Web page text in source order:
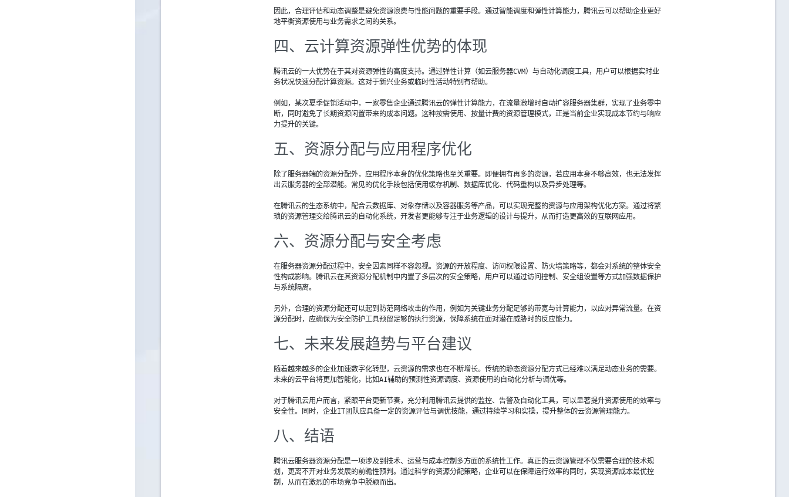
因此，合理评估和动态调整是避免资源浪费与性能问题的重要手段。通过智能调度和弹性计算能力，腾讯云可以帮助企业更好
地平衡资源使用与业务需求之间的关系。
四、云计算资源弹性优势的体现
腾讯云的一大优势在于其对资源弹性的高度支持。通过弹性计算（如云服务器CVM）与自动化调度工具，用户可以根据实时业
务状况快速分配计算资源。这对于新兴业务或临时性活动特别有帮助。
例如，某次夏季促销活动中，一家零售企业通过腾讯云的弹性计算能力，在流量激增时自动扩容服务器集群，实现了业务零中
断，同时避免了长期资源闲置带来的成本问题。这种按需使用、按量计费的资源管理模式，正是当前企业实现成本节约与响应
力提升的关键。
五、资源分配与应用程序优化
除了服务器端的资源分配外，应用程序本身的优化策略也至关重要。即便拥有再多的资源，若应用本身不够高效，也无法发挥
出云服务器的全部潜能。常见的优化手段包括使用缓存机制、数据库优化、代码重构以及异步处理等。
在腾讯云的生态系统中，配合云数据库、对象存储以及容器服务等产品，可以实现完整的资源与应用架构优化方案。通过将繁
琐的资源管理交给腾讯云的自动化系统，开发者更能够专注于业务逻辑的设计与提升，从而打造更高效的互联网应用。
六、资源分配与安全考虑
在服务器资源分配过程中，安全因素同样不容忽视。资源的开放程度、访问权限设置、防火墙策略等，都会对系统的整体安全
性构成影响。腾讯云在其资源分配机制中内置了多层次的安全策略，用户可以通过访问控制、安全组设置等方式加强数据保护
与系统隔离。
另外，合理的资源分配还可以起到防范网络攻击的作用，例如为关键业务分配足够的带宽与计算能力，以应对异常流量。在资
源分配时，应确保为安全防护工具预留足够的执行资源，保障系统在面对潜在威胁时的反应能力。
七、未来发展趋势与平台建议
随着越来越多的企业加速数字化转型，云资源的需求也在不断增长。传统的静态资源分配方式已经难以满足动态业务的需要。
未来的云平台将更加智能化，比如AI辅助的预测性资源调度、资源使用的自动化分析与调优等。
对于腾讯云用户而言，紧跟平台更新节奏，充分利用腾讯云提供的监控、告警及自动化工具，可以显著提升资源使用的效率与
安全性。同时，企业IT团队应具备一定的资源评估与调优技能，通过持续学习和实操，提升整体的云资源管理能力。
八、结语
腾讯云服务器资源分配是一项涉及到技术、运营与成本控制多方面的系统性工作。真正的云资源管理不仅需要合理的技术规
划，更离不开对业务发展的前瞻性预判。通过科学的资源分配策略，企业可以在保障运行效率的同时，实现资源成本最优控
制，从而在激烈的市场竞争中脱颖而出。